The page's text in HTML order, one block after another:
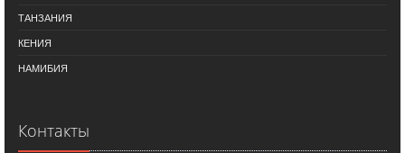
ТАНЗАНИЯ
КЕНИЯ
НАМИБИЯ
Контакты